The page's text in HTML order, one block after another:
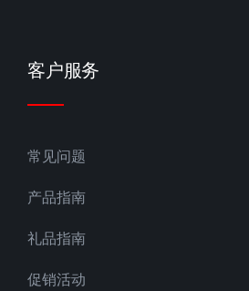
客户服务
常见问题
产品指南
礼品指南
促销活动